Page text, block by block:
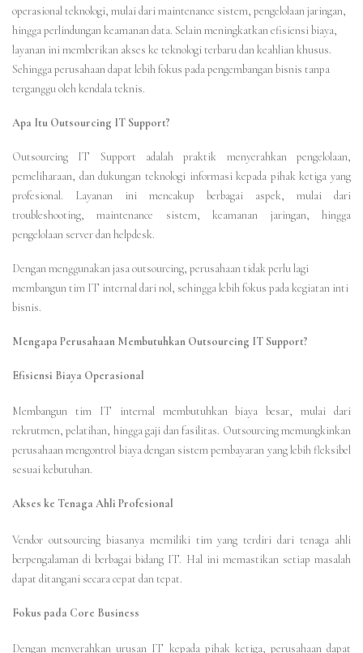
operasional teknologi, mulai dari maintenance sistem, pengelolaan jaringan,
hingga perlindungan keamanan data. Selain meningkatkan efisiensi biaya,
layanan ini memberikan akses ke teknologi terbaru dan keahlian khusus.
Sehingga perusahaan dapat lebih fokus pada pengembangan bisnis tanpa
terganggu oleh kendala teknis.
Apa Itu Outsourcing IT Support?
Outsourcing IT Support adalah praktik menyerahkan pengelolaan,
pemeliharaan, dan dukungan teknologi informasi kepada pihak ketiga yang
profesional. Layanan ini mencakup berbagai aspek, mulai dari
troubleshooting, maintenance sistem, keamanan jaringan, hingga
pengelolaan server dan helpdesk.
Dengan menggunakan jasa outsourcing, perusahaan tidak perlu lagi
membangun tim IT internal dari nol, sehingga lebih fokus pada kegiatan inti
bisnis.
Mengapa Perusahaan Membutuhkan Outsourcing IT Support?
Efisiensi Biaya Operasional
Membangun tim IT internal membutuhkan biaya besar, mulai dari
rekrutmen, pelatihan, hingga gaji dan fasilitas. Outsourcing memungkinkan
perusahaan mengontrol biaya dengan sistem pembayaran yang lebih fleksibel
sesuai kebutuhan.
Akses ke Tenaga Ahli Profesional
Vendor outsourcing biasanya memiliki tim yang terdiri dari tenaga ahli
berpengalaman di berbagai bidang IT. Hal ini memastikan setiap masalah
dapat ditangani secara cepat dan tepat.
Fokus pada Core Business
Dengan menyerahkan urusan IT kepada pihak ketiga, perusahaan dapat